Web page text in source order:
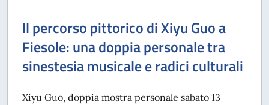
Il percorso pittorico di Xiyu Guo a
Fiesole: una doppia personale tra
sinestesia musicale e radici culturali
Xiyu Guo, doppia mostra personale sabato 13